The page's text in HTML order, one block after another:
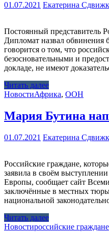
01.07.2021 Екатерина
Постоянный представитель
Дипломат назвал обвинения
говорится о том, что
безосновательными и
докладе, не имеют
Читать далее
НовостиАфрика, ООН
Мария Бутина
01.07.2021 Екатерина
Российские граждане,
заявила в своём
Европы, сообщает сайт
заключённые в местных
национальной
Читать далее
Новостироссийские граждане